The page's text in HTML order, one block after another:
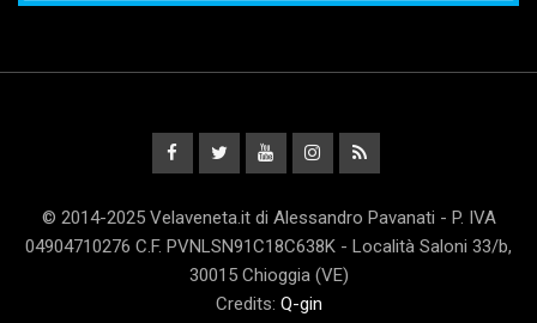
© 2014-2025 Velaveneta.it di Alessandro Pavanati - P. IVA
04904710276 C.F. PVNLSN91C18C638K - Località Saloni 33/b,
30015 Chioggia (VE)
Credits: Q-gin